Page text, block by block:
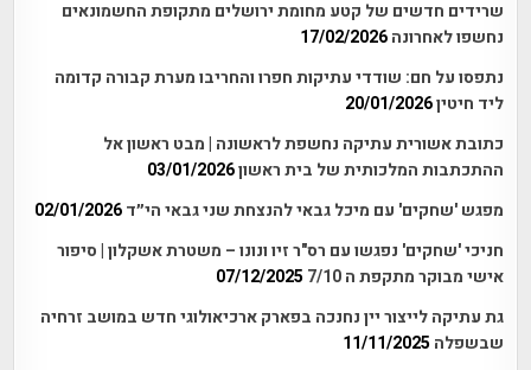
שרידים חדשים של קטע מחומת ירושלים מתקופת החשמונאים
נחשפו לאחרונה 17/02/2026
נתפסו על חם: שודדי עתיקות חפרו והחריבו מערת קבורה קדומה
ליד חיטין20/01/2026
כתובת אשורית עתיקה נחשפת לראשונה | מבט ראשון אל
ההתכתבות המלכותית של בית ראשון03/01/2026
מפגש 'שחקים' עם מיכל גבאי להנצחת שני גבאי הי״ד 02/01/2026
חניכי 'שחקים' נפגשו עם רס"ר זיו ונונו – משטרת אשקלון | סיפור
אישי מבוקר מתקפת ה 7/10
07/12/2025
גת עתיקה לייצור יין נחנכה בפארק ארכיאולוגי חדש במושב זרחיה
שבשפלה 11/11/2025